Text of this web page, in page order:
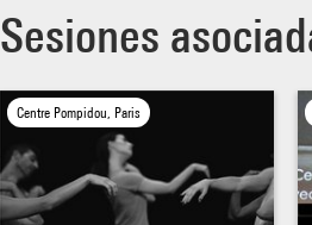
Sesiones
Centre Pompidou, Paris